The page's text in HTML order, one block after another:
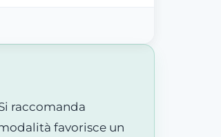
raccomanda
favorisce un